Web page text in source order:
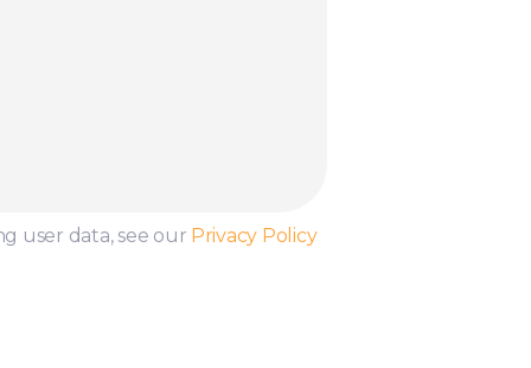
user data, see our Privacy Policy